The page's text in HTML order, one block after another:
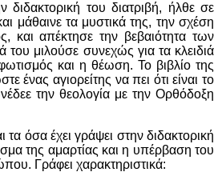
του διατριβή, ήλθε σε
μάθαινε τα μυστικά της, την σχέση
και απέκτησε την βεβαιότητα των
του μιλούσε συνεχώς για τα κλειδιά
και η θέωση. Το βιβλίο της
ένας αγιορείτης να πει ότι είναι το
την θεολογία με την Ορθόδοξη
όσα έχει γράψει στην διδακτορική
της αμαρτίας και η υπέρβαση του
Γράφει χαρακτηριστικά: